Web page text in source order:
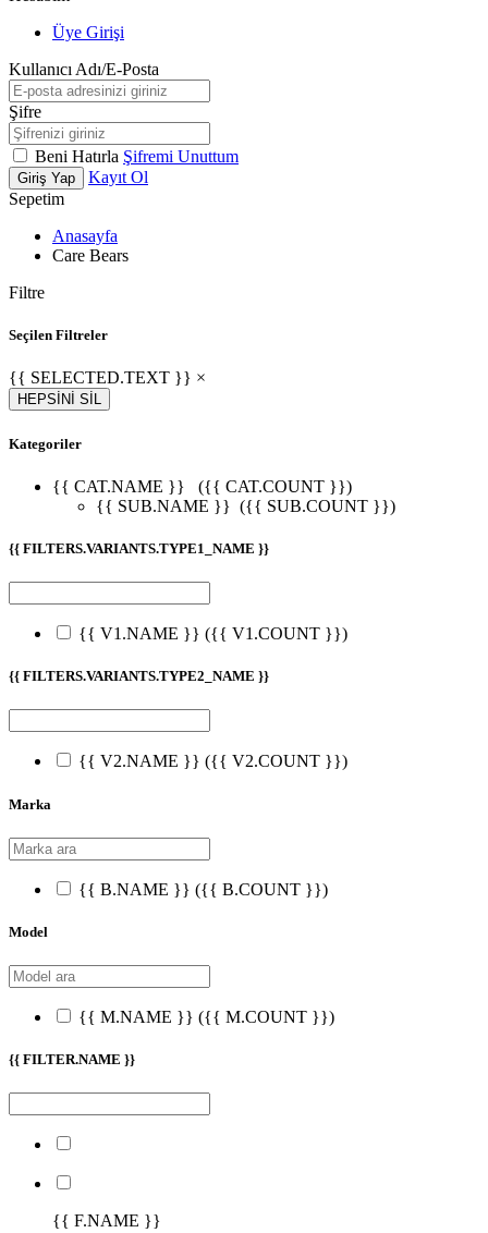
Üye Girişi
Kullanıcı Adı/E-Posta
Şifre
Beni Hatırla Şifremi Unuttum
Giriş Yap
Kayıt Ol
Sepetim
Anasayfa
Care Bears
Filtre
Seçilen Filtreler
{{ SELECTED.TEXT }} ×
HEPSİNİ SİL
Kategoriler
{{ CAT.NAME }}
({{ CAT.COUNT }})
{{ SUB.NAME }} ({{ SUB.COUNT }})
{{ FILTERS.VARIANTS.TYPE1_NAME }}
{{ V1.NAME }} ({{ V1.COUNT }})
{{ FILTERS.VARIANTS.TYPE2_NAME }}
{{ V2.NAME }} ({{ V2.COUNT }})
Marka
{{ B.NAME }} ({{ B.COUNT }})
Model
{{ M.NAME }} ({{ M.COUNT }})
{{ FILTER.NAME }}
{{ F.NAME }}